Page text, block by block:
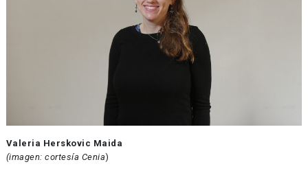
Valeria Herskovic Maida
(imagen: cortesía Cenia)